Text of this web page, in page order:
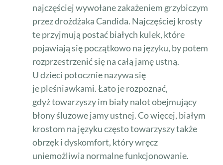
najczęściej wywołane zakażeniem grzybiczym
przez drożdżaka Candida. Najczęściej krosty
te przyjmują postać białych kulek, które
pojawiają się początkowo na języku, by potem
rozprzestrzenić się na całą jamę ustną.
U dzieci potocznie nazywa się
je pleśniawkami. Łato je rozpoznać,
gdyż towarzyszy im biały nalot obejmujący
błony śluzowe jamy ustnej. Co więcej, białym
krostom na języku często towarzyszy także
obrzęk i dyskomfort, który wręcz
uniemożliwia normalne funkcjonowanie.